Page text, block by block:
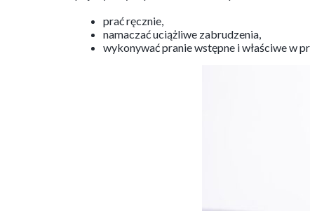
prać ręcznie,
namaczać uciążliwe zabrudzenia,
wykonywać pranie wstępne i właściwe w